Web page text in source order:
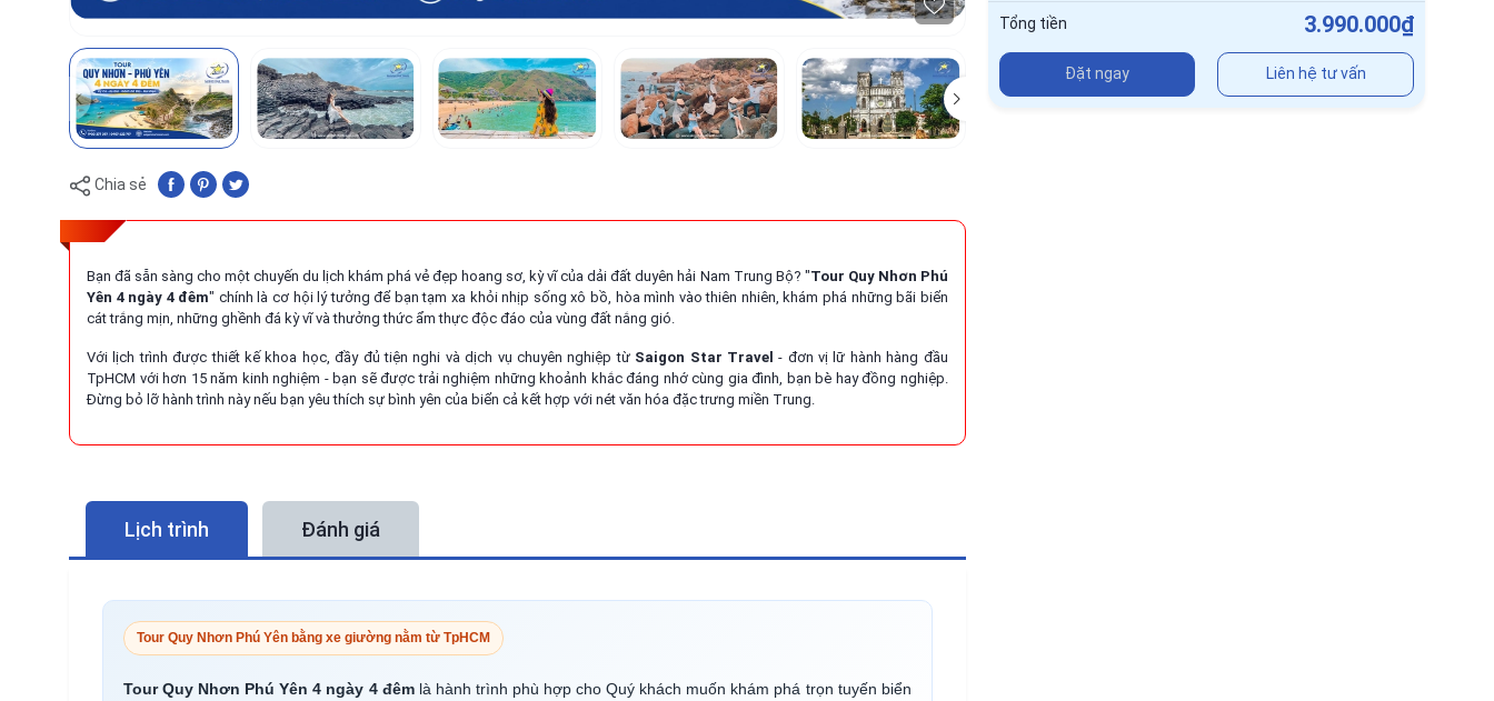
Chia sẻ
Bạn đã sẵn sàng cho một chuyến du lịch khám phá vẻ đẹp hoang sơ, kỳ vĩ của dải đất duyên hải Nam Trung Bộ? "Tour Quy Nhơn Phú
Yên 4 ngày 4 đêm" chính là cơ hội lý tưởng để bạn tạm xa khỏi nhịp sống xô bồ, hòa mình vào thiên nhiên, khám phá những bãi biển
cát trắng mịn, những ghềnh đá kỳ vĩ và thưởng thức ẩm thực độc đáo của vùng đất nắng gió.
Với lịch trình được thiết kế khoa học, đầy đủ tiện nghi và dịch vụ chuyên nghiệp từ Saigon Star Travel - đơn vị lữ hành hàng đầu
TpHCM với hơn 15 năm kinh nghiệm - bạn sẽ được trải nghiệm những khoảnh khắc đáng nhớ cùng gia đình, bạn bè hay đồng nghiệp.
Đừng bỏ lỡ hành trình này nếu bạn yêu thích sự bình yên của biển cả kết hợp với nét văn hóa đặc trưng miền Trung.
Lịch trình Đánh giá
Tour Quy Nhơn Phú Yên bằng xe giường nằm từ TpHCM
Tour Quy Nhơn Phú Yên 4 ngày 4 đêmlà hành trình phù hợp cho Quý khách muốn khám phá trọn tuyến biển
Tổng tiền 3.990.000₫
Đặt ngay Liên hệ tư vấn